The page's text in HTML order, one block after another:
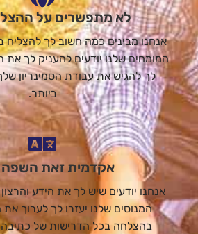
לא מתפשרים על
אנחנו מבינים כמה חשוב לך להצליח
המומחים שלנו יודעים להעניק לך את
לך להגיש את עבודת הסמינריון
ביותר.
אקדמית זאת השפה
אנחנו יודעים שיש לך את הידע
המנוסים שלנו יעזרו לך לערוך
בהצלחה בכל הדרישות של כתיבה